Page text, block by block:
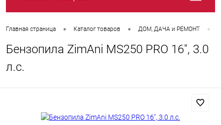
Главная страница • Каталог товаров • ДOM, ДАЧА и РЕМОНТ •
Бензопила ZimAni MS250 PRO 16", 3.0
л.с.